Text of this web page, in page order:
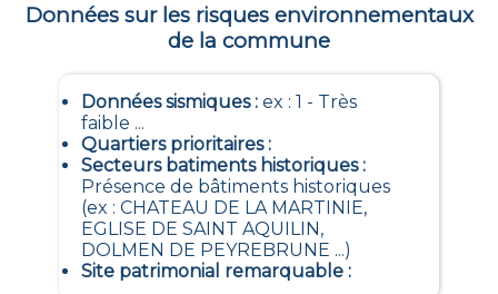
Données sur les risques environnementaux
de la commune
Données sismiques: ex : 1 - Très
faible ...
Quartiers prioritaires:
Secteurs batiments historiques:
Présence de bâtiments historiques
(ex : CHATEAU DE LA MARTINIE,
EGLISE DE SAINT AQUILIN,
DOLMEN DE PEYREBRUNE ...)
Site patrimonial remarquable: